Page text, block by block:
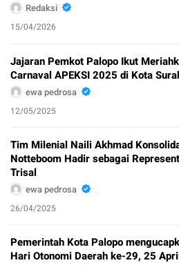
Redaksi
15/04/2026
Jajaran Pemkot Palopo Ikut
Carnaval APEKSI 2025 di Kota
ewa pedrosa
12/05/2025
Tim Milenial Naili Akhmad
Notteboom Hadir sebagai
Trisal
ewa pedrosa
26/04/2025
Pemerintah Kota Palopo
Hari Otonomi Daerah ke-29, 25